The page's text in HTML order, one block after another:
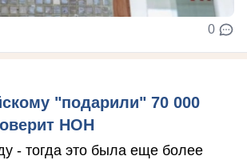
0
"подарили" 70 000
НОН
- тогда это была еще более